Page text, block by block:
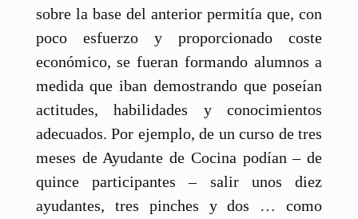
sobre la base del anterior permitía que, con
poco esfuerzo y proporcionado coste
económico, se fueran formando alumnos a
medida que iban demostrando que poseían
actitudes, habilidades y conocimientos
adecuados. Por ejemplo, de un curso de tres
meses de Ayudante de Cocina podían – de
quince participantes – salir unos diez
ayudantes, tres pinches y dos … como